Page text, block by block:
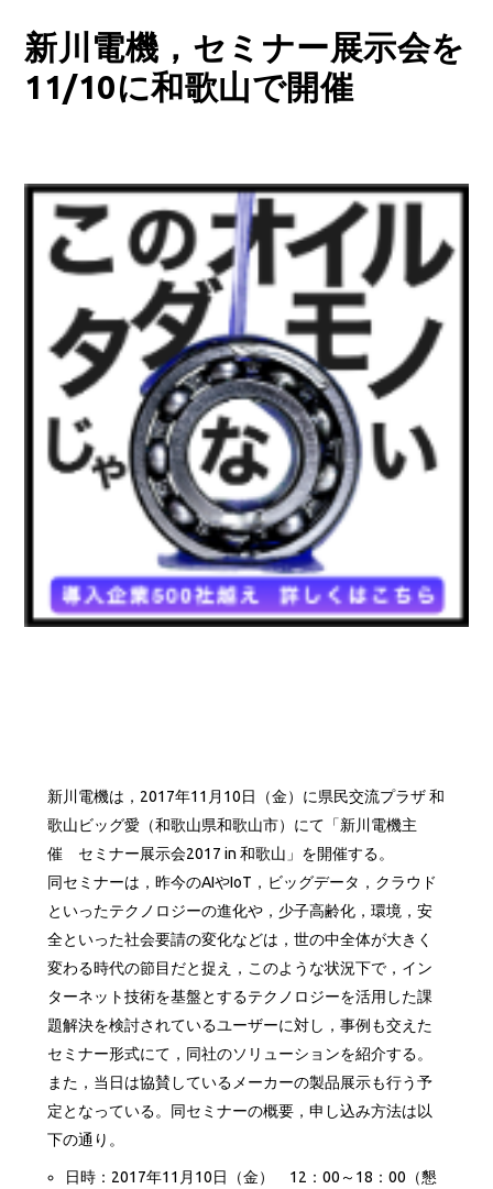
新川電機，セミナー展示会を
11/10に和歌山で開催
新川電機は，2017年11月10日（金）に県民交流プラザ 和
歌山ビッグ愛（和歌山県和歌山市）にて「新川電機主
催 セミナー展示会2017 in 和歌山」を開催する。
同セミナーは，昨今のAIやIoT，ビッグデータ，クラウド
といったテクノロジーの進化や，少子高齢化，環境，安
全といった社会要請の変化などは，世の中全体が大きく
変わる時代の節目だと捉え，このような状況下で，イン
ターネット技術を基盤とするテクノロジーを活用した課
題解決を検討されているユーザーに対し，事例も交えた
セミナー形式にて，同社のソリューションを紹介する。
また，当日は協賛しているメーカーの製品展示も行う予
定となっている。同セミナーの概要，申し込み方法は以
下の通り。
日時：2017年11月10日（金） 12：00～18：00（懇